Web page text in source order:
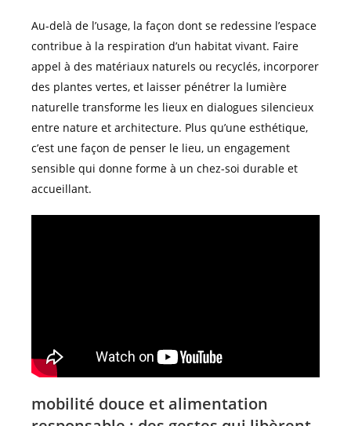
Au-delà de l’usage, la façon dont se redessine l’espace
contribue à la respiration d’un habitat vivant. Faire
appel à des matériaux naturels ou recyclés, incorporer
des plantes vertes, et laisser pénétrer la lumière
naturelle transforme les lieux en dialogues silencieux
entre nature et architecture. Plus qu’une esthétique,
c’est une façon de penser le lieu, un engagement
sensible qui donne forme à un chez-soi durable et
accueillant.
mobilité douce et alimentation